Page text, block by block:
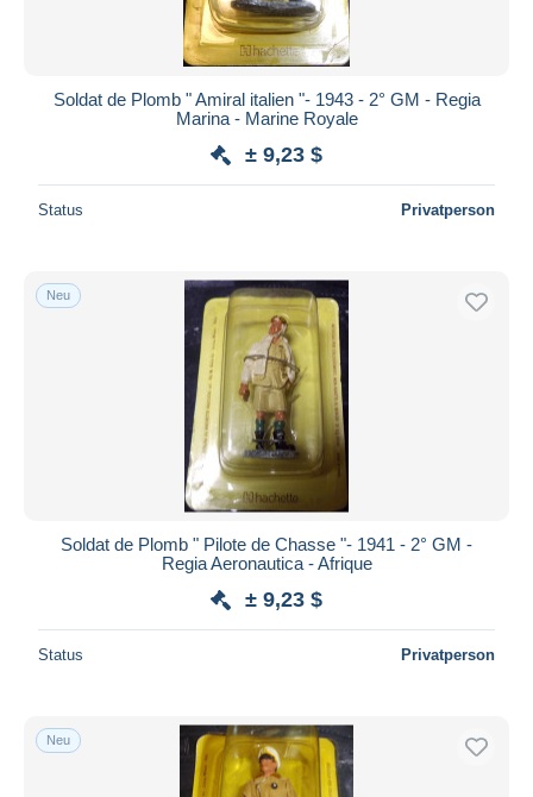
Soldat de Plomb " Amiral italien "- 1943 - 2° GM - Regia
Marina - Marine Royale
± 9,23 $
Status Privatperson
Neu
Soldat de Plomb " Pilote de Chasse "- 1941 - 2° GM -
Regia Aeronautica - Afrique
± 9,23 $
Status Privatperson
Neu